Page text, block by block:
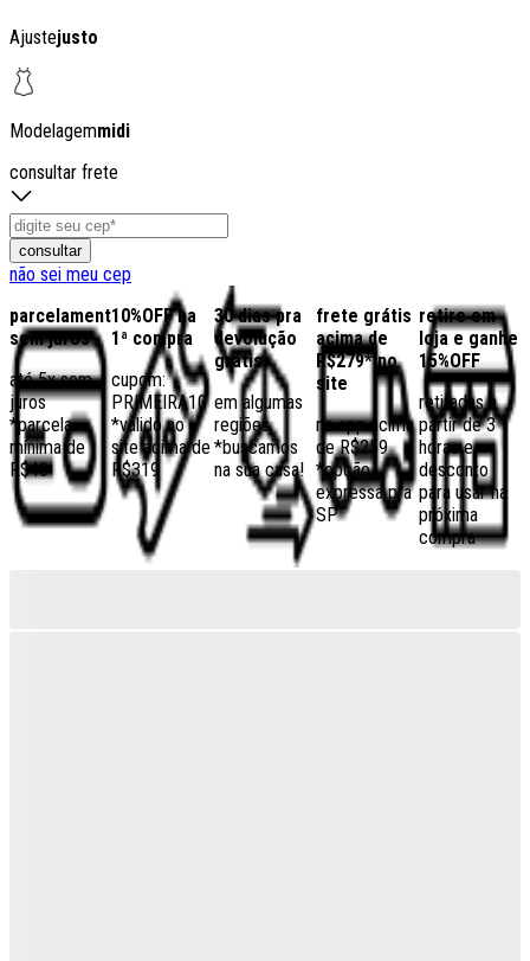
Ajustejusto
Modelagemmidi
consultar frete
consultar
não sei meu cep
parcelamento
sem juros
até 5x sem
juros
*parcela
mínima de
R$40
10%OFF na
1ª compra
cupom:
PRIMEIRA10
*válido no
site acima de
R$319
30 dias pra
devolução
grátis
em algumas
regiões,
*buscamos
na sua casa!
frete grátis
acima de
R$279* no
site
no app acima
de R$259
*opção
expressa pra
SP
retire em
loja e ganhe
15%OFF
retiradas a
partir de 3
horas e
desconto
para usar na
próxima
compra